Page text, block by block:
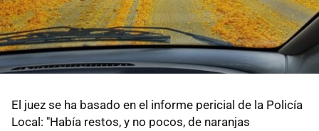
El juez se ha basado en el informe pericial de la Policía
Local: "Había restos, y no pocos, de naranjas